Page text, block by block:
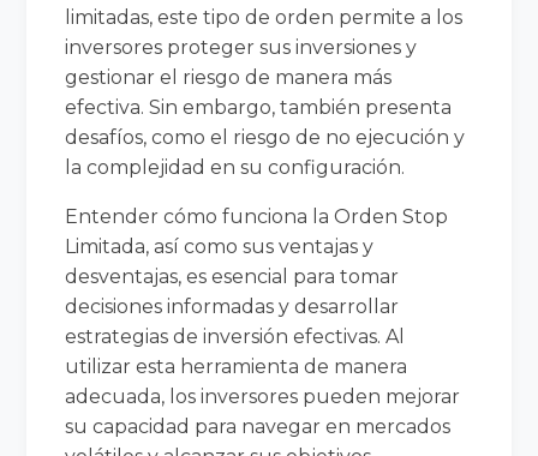
limitadas, este tipo de orden permite a los
inversores proteger sus inversiones y
gestionar el riesgo de manera más
efectiva. Sin embargo, también presenta
desafíos, como el riesgo de no ejecución y
la complejidad en su configuración.
Entender cómo funciona la Orden Stop
Limitada, así como sus ventajas y
desventajas, es esencial para tomar
decisiones informadas y desarrollar
estrategias de inversión efectivas. Al
utilizar esta herramienta de manera
adecuada, los inversores pueden mejorar
su capacidad para navegar en mercados